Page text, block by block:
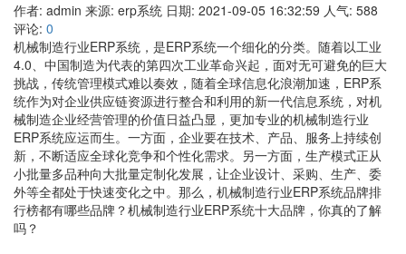
作者: admin 来源: erp系统 日期: 2021-09-05 16:32:59 人气: 588
评论: 0
机械制造行业ERP系统，是ERP系统一个细化的分类。随着以工业
4.0、中国制造为代表的第四次工业革命兴起，面对无可避免的巨大
挑战，传统管理模式难以奏效，随着全球信息化浪潮加速，ERP系
统作为对企业供应链资源进行整合和利用的新一代信息系统，对机
械制造企业经营管理的价值日益凸显，更加专业的机械制造行业
ERP系统应运而生。一方面，企业要在技术、产品、服务上持续创
新，不断适应全球化竞争和个性化需求。另一方面，生产模式正从
小批量多品种向大批量定制化发展，让企业设计、采购、生产、委
外等全都处于快速变化之中。那么，机械制造行业ERP系统品牌排
行榜都有哪些品牌？机械制造行业ERP系统十大品牌，你真的了解
吗？